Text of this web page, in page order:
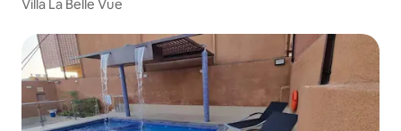
Villa La Belle Vue